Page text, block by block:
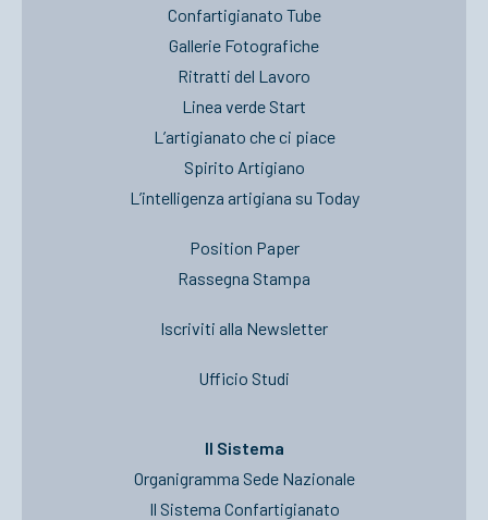
Confartigianato Tube
Gallerie Fotografiche
Ritratti del Lavoro
Linea verde Start
L’artigianato che ci piace
Spirito Artigiano
L’intelligenza artigiana su Today
Position Paper
Rassegna Stampa
Iscriviti alla Newsletter
Ufficio Studi
Il Sistema
Organigramma Sede Nazionale
Il Sistema Confartigianato